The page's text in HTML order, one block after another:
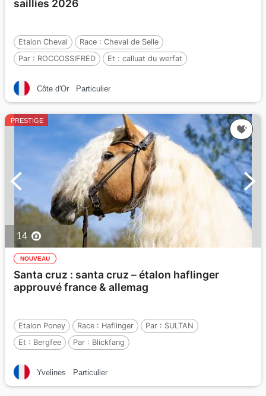
saillies 2026
Etalon Cheval Race : Cheval de Selle
Par : ROCCOSSIFRED Et : calluat du werfat
Côte d'Or
Particulier
PRESTIGE
14
NOUVEAU
Santa cruz : santa cruz – étalon haflinger
approuvé france & allemag
Etalon Poney Race : Haflinger Par : SULTAN
Et : Bergfee Par : Blickfang
Yvelines Particulier